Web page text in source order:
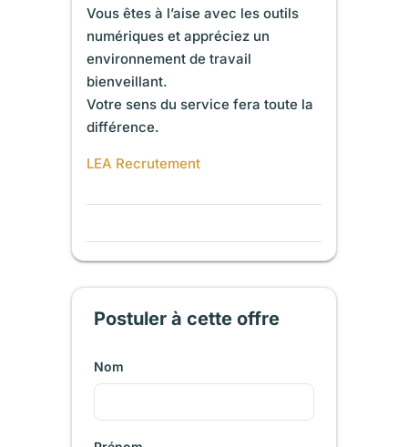
Vous êtes à l’aise avec les outils
numériques et appréciez un
environnement de travail
bienveillant.
Votre sens du service fera toute la
différence.
LEA Recrutement
Postuler à cette offre
Nom